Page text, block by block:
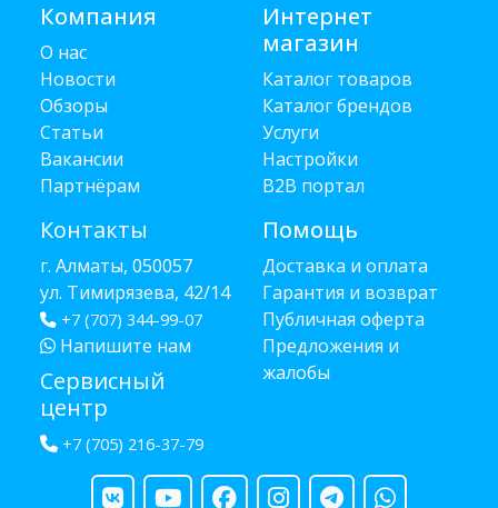
Компания
О нас
Новости
Обзоры
Статьи
Вакансии
Партнёрам
Контакты
г. Алматы, 050057
ул. Тимирязева, 42/14
+7 (707) 344-99-07
Напишите нам
Сервисный
центр
+7 (705) 216-37-79
Интернет
магазин
Каталог товаров
Каталог брендов
Услуги
Настройки
B2B портал
Помощь
Доставка и оплата
Гарантия и возврат
Публичная оферта
Предложения и
жалобы